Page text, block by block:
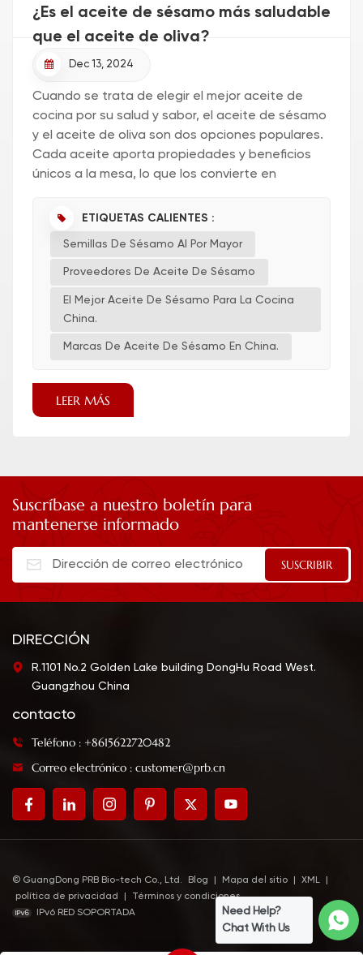
¿Es el aceite de sésamo más saludable
que el aceite de oliva?
Dec 13, 2024
Cuando se trata de elegir el mejor aceite de
cocina por su salud y sabor, el aceite de sésamo
y el aceite de oliva son dos opciones populares.
Cada aceite aporta propiedades y beneficios
únicos a la mesa, lo que los convierte en
ambos son ampliamente reco...
ETIQUETAS CALIENTES :
Semillas De Sésamo Al Por Mayor
Proveedores De Aceite De Sésamo
El Mejor Aceite De Sésamo Para La Cocina
China.
Marcas De Aceite De Sésamo En China.
LEER MÁS
Suscríbase a nuestro boletín para
mantenerse informado
DIRECCIÓN
R.1101 No.2 Golden Lake building DongHu Road West.
Guangzhou China
contacto
Teléfono : +8615622720482
Correo electrónico : customer@prb.cn
© GuangDong PRB Bio-tech Co., Ltd. Blog Mapa del sitio XML
política de privacidad
Términos y condiciones
IPv6 RED SOPORTADA
Need Help?
Chat With Us